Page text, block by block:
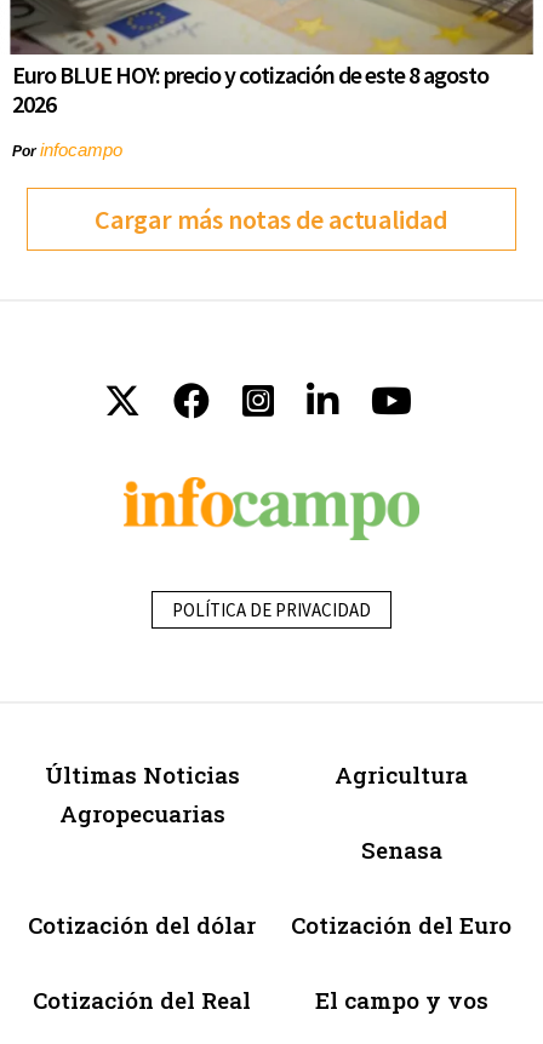
Euro BLUE HOY: precio y cotización de este 8 agosto
2026
Porinfocampo
Cargar más notas de actualidad
POLÍTICA DE PRIVACIDAD
Últimas Noticias
Agropecuarias
Agricultura
Senasa
Cotización del dólar Cotización del Euro
Cotización del Real El campo y vos